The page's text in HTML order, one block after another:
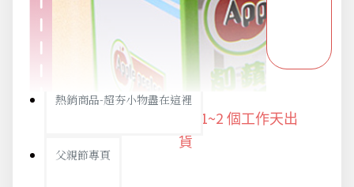
熱銷商品-超夯小物盡在這裡
父親節專頁
"快速出貨" 商品 → 1~2 個工作天出
貨